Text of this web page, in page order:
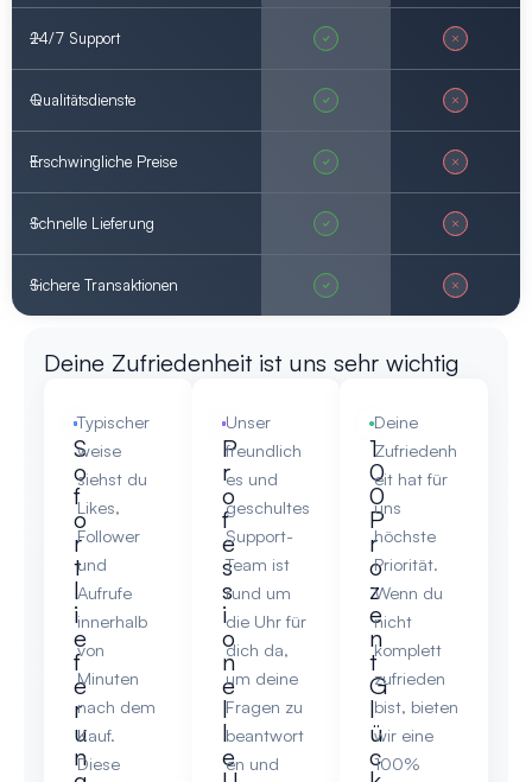
24/7 Support
Qualitätsdienste
Erschwingliche Preise
Schnelle Lieferung
Sichere Transaktionen
Deine Zufriedenheit ist uns sehr wichtig
S
o
f
o
r
t
l
i
e
f
e
r
u
n
Typischer
weise
siehst du
Likes,
Follower
und
Aufrufe
innerhalb
von
Minuten
nach dem
Kauf.
Diese
P
r
o
f
e
s
s
i
o
n
e
l
l
e
Unser
freundlich
es und
geschultes
Support-
Team ist
rund um
die Uhr für
dich da,
um deine
Fragen zu
beantwort
en und
1
0
0
P
r
o
z
e
n
t
G
l
ü
c
Deine
Zufriedenh
eit hat für
uns
höchste
Priorität.
Wenn du
nicht
komplett
zufrieden
bist, bieten
wir eine
100%